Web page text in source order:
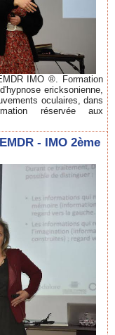
IMO ®. Formation
ericksonienne,
oculaires, dans
réservée aux
- IMO 2ème